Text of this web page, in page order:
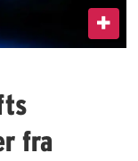
fra